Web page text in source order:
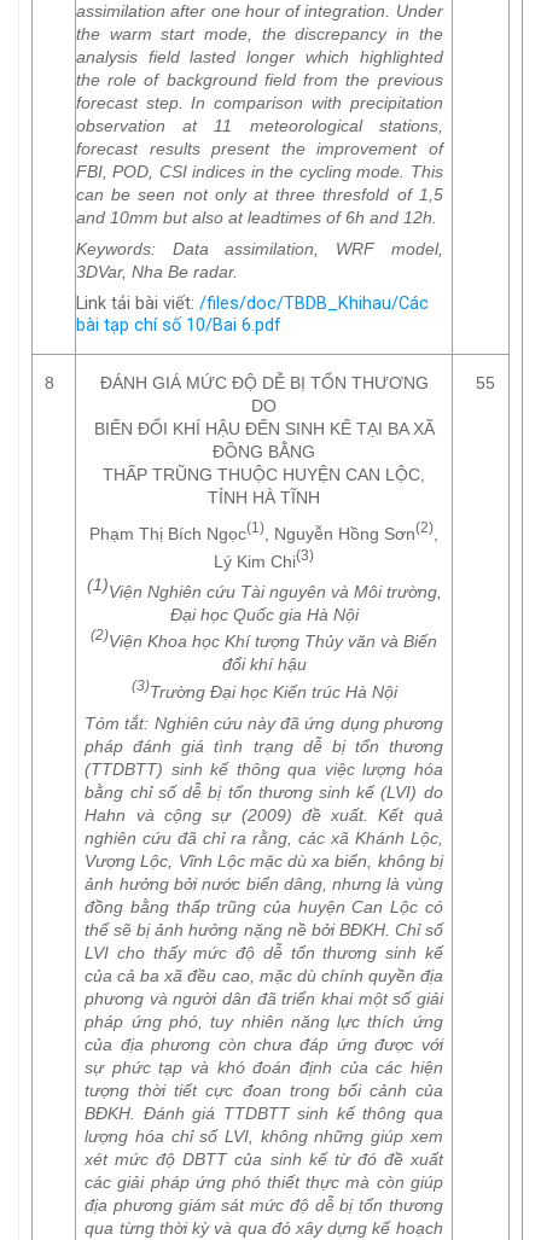
assimilation after one hour of integration. Under
the warm start mode, the discrepancy in the
analysis field lasted longer which highlighted
the role of background field from the previous
forecast step. In comparison with precipitation
observation at 11 meteorological stations,
forecast results present the improvement of
FBI, POD, CSI indices in the cycling mode. This
can be seen not only at three thresfold of 1,5
and 10mm but also at leadtimes of 6h and 12h.
Keywords: Data assimilation, WRF model,
3DVar, Nha Be radar.
Link tải bài viết: /files/doc/TBDB_Khihau/Các
bài tạp chí số 10/Bai 6.pdf
8
ĐÁNH GIÁ MỨC ĐỘ DỄ BỊ TỔN THƯƠNG
DO
BIẾN ĐỔI KHÍ HẬU ĐẾN SINH KẾ TẠI BA XÃ
ĐỒNG BẰNG
THẤP TRŨNG THUỘC HUYỆN CAN LỘC,
TỈNH HÀ TĨNH
Phạm Thị Bích Ngọc(1) , Nguyễn Hồng Sơn(2)
Lý Kim Chi(3)
(1)Viện Nghiên cứu Tài nguyên và Môi trường,
Đại học Quốc gia Hà Nội
(2)Viện Khoa học Khí tượng Thủy văn và Biến
đổi khí hậu
(3)Trường Đại học Kiến trúc Hà Nội
Tóm tắt: Nghiên cứu này đã ứng dụng phương
pháp đánh giá tình trạng dễ bị tổn thương
(TTDBTT) sinh kế thông qua việc lượng hóa
bằng chỉ số dễ bị tổn thương sinh kế (LVI) do
Hahn và cộng sự (2009) đề xuất. Kết quả
nghiên cứu đã chỉ ra rằng, các xã Khánh Lộc,
Vượng Lộc, Vĩnh Lộc mặc dù xa biển, không bị
ảnh hưởng bởi nước biển dâng, nhưng là vùng
đồng bằng thấp trũng của huyện Can Lộc có
thể sẽ bị ảnh hưởng nặng nề bởi BĐKH. Chỉ số
LVI cho thấy mức độ dễ tổn thương sinh kế
của cả ba xã đều cao, mặc dù chính quyền địa
phương và người dân đã triển khai một số giải
pháp ứng phó, tuy nhiên năng lực thích ứng
của địa phương còn chưa đáp ứng được với
sự phức tạp và khó đoán định của các hiện
tượng thời tiết cực đoan trong bối cảnh của
BĐKH. Đánh giá TTDBTT sinh kế thông qua
lượng hóa chỉ số LVI, không những giúp xem
xét mức độ DBTT của sinh kế từ đó đề xuất
các giải pháp ứng phó thiết thực mà còn giúp
địa phương giám sát mức độ dễ bị tổn thương
qua từng thời kỳ và qua đó xây dựng kế hoạch
55